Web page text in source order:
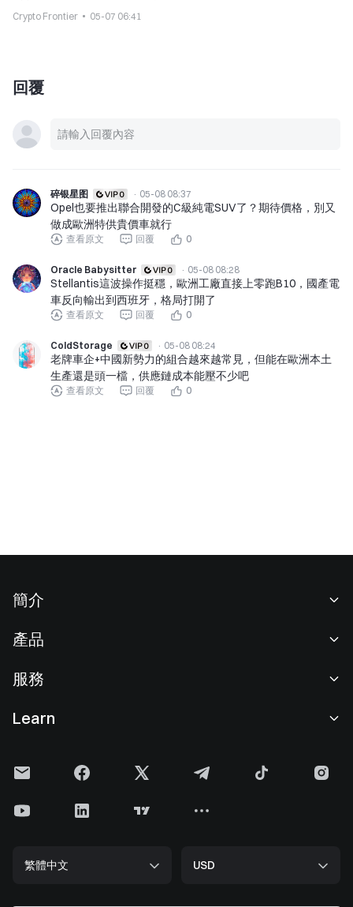
Crypto Frontier 05-07 06:41
回覆
碎银星图 · 05-08 08:37
Opel也要推出聯合開發的C級純電SUV了？期待價格，別又
做成歐洲特供貴價車就行
查看原文 回覆 0
Oracle Babysitter · 05-08 08:28
Stellantis這波操作挺穩，歐洲工廠直接上零跑B10，國產電
車反向輸出到西班牙，格局打開了
查看原文 回覆 0
ColdStorage · 05-08 08:24
老牌車企+中國新勢力的組合越來越常見，但能在歐洲本土
生產還是頭一檔，供應鏈成本能壓不少吧
查看原文 回覆 0
簡介
新聞中心
Cookie 政策
儲備金
產品
現貨交易
理財中心
服務
費率標準
上幣申請
Learn
Gate 快訊
繁體中文 USD